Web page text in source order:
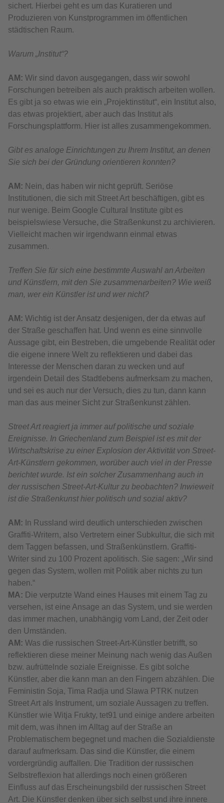
sichert. Hierbei geht es um das Kuratieren und
Produzieren von Kunstprogrammen im öffentlichen
städtischen Raum.
Warum „Institut“?
АМ: Wir sind davon ausgegangen, dass wir sowohl
Forschungen betreiben als auch praktisch arbeiten wollen.
Es gibt ja so etwas wie ein „Projektinstitut“, ein Institut also,
das etwas projektiert, aber auch das Institut als
Forschungsplattform. Hier ist alles zusammengekommen.
Gibt es analoge Einrichtungen zu Ihrem Institut, an denen
Sie sich bei der Gründung orientieren konnten?
АМ: Nein, das haben wir nicht geprüft. Seriöse
Institutionen, die sich mit Street Art beschäftigen, gibt es
nur wenige. Beim Google Cultural Institute gibt es
beispielswiese Versuche, die Straßenkunst zu archivieren.
Vielleicht machen wir irgendwann einmal etwas
zusammen.
Treffen Sie für sich eine bestimmte Auswahl an Arbeiten
und Künstlern, mit den Sie zusammenarbeiten? Wie weiß
man, wer ein Künstler ist und wer nicht?
АМ: Wichtig ist der Ansatz desjenigen, der da etwas auf
der Straße geschaffen hat. Und wenn es eine sinnvolle
Aussage gibt, ein Bestreben, die umgebende Realität oder
die eigene innere Welt zu reflektieren und dabei das
Interesse der Menschen daran zu wecken und auf
irgendein Detail des Stadtlebens aufmerksam zu machen,
und sei es auch nur der Versuch, dies zu tun, dann kann
man das aus meiner Sicht zur Straßenkunst zählen.
Street Art reagiert ja immer auf politische und soziale
Ereignisse. In Griechenland zum Beispiel ist es mit der
Wirtschaftskrise zu einer Explosion der Aktivität von Street-
Art-Künstlern gekommen, worüber auch viel in der Presse
berichtet wurde. Ist ein solcher Zusammenhang auch in
der russischen Street-Art-Kultur zu beobachten? Inwieweit
ist die Straßenkunst hier politisch und sozial aktiv?
АМ: In Russland wird deutlich unterschieden zwischen
Graffiti-Writern, also Vertretern einer Subkultur, die sich mit
dem Taggen befassen, und Straßenkünstlern. Graffiti-
Writer sind zu 100 Prozent apolitisch. Sie sagen: „Wir sind
gegen das System, wollen mit Politik aber nichts zu tun
haben.“
МА: Die verputzte Wand eines Hauses mit einem Tag zu
versehen, ist eine Ansage an das System, und sie werden
das immer machen, unabhängig vom Land, der Zeit oder
den Umständen.
АМ: Was die russischen Street-Art-Künstler betrifft, so
reflektieren diese meiner Meinung nach wenig das Außen
bzw. aufrüttelnde soziale Ereignisse. Es gibt solche
Künstler, aber die kann man an den Fingern abzählen. Die
Feministin Soja, Tima Radja und Slawa PTRK nutzen
Street Art als Instrument, um soziale Aussagen zu treffen.
Künstler wie Witja Frukty, tet91 und einige andere arbeiten
mit dem, was ihnen im Alltag auf der Straße an
Problematischem begegnet und machen die Sozialdienste
darauf aufmerksam. Das sind die Künstler, die einem
vordergründig auffallen. Die Tradition der russischen
Selbstreflexion hat allerdings noch einen größeren
Einfluss auf das Erscheinungsbild der russischen Street
Art. Die Künstler denken über sich selbst und ihre innere